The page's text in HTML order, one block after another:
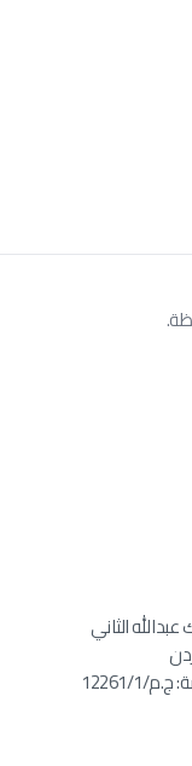
الثاني
12261/1